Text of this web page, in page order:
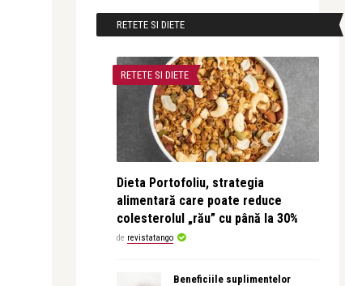
RETETE SI DIETE
RETETE SI DIETE
Dieta Portofoliu, strategia
alimentară care poate reduce
colesterolul „rău” cu până la 30%
de revistatango
Beneficiile suplimentelor